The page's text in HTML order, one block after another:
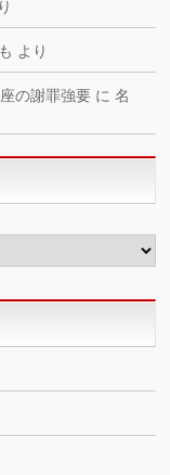
より
の謝罪強要 に名